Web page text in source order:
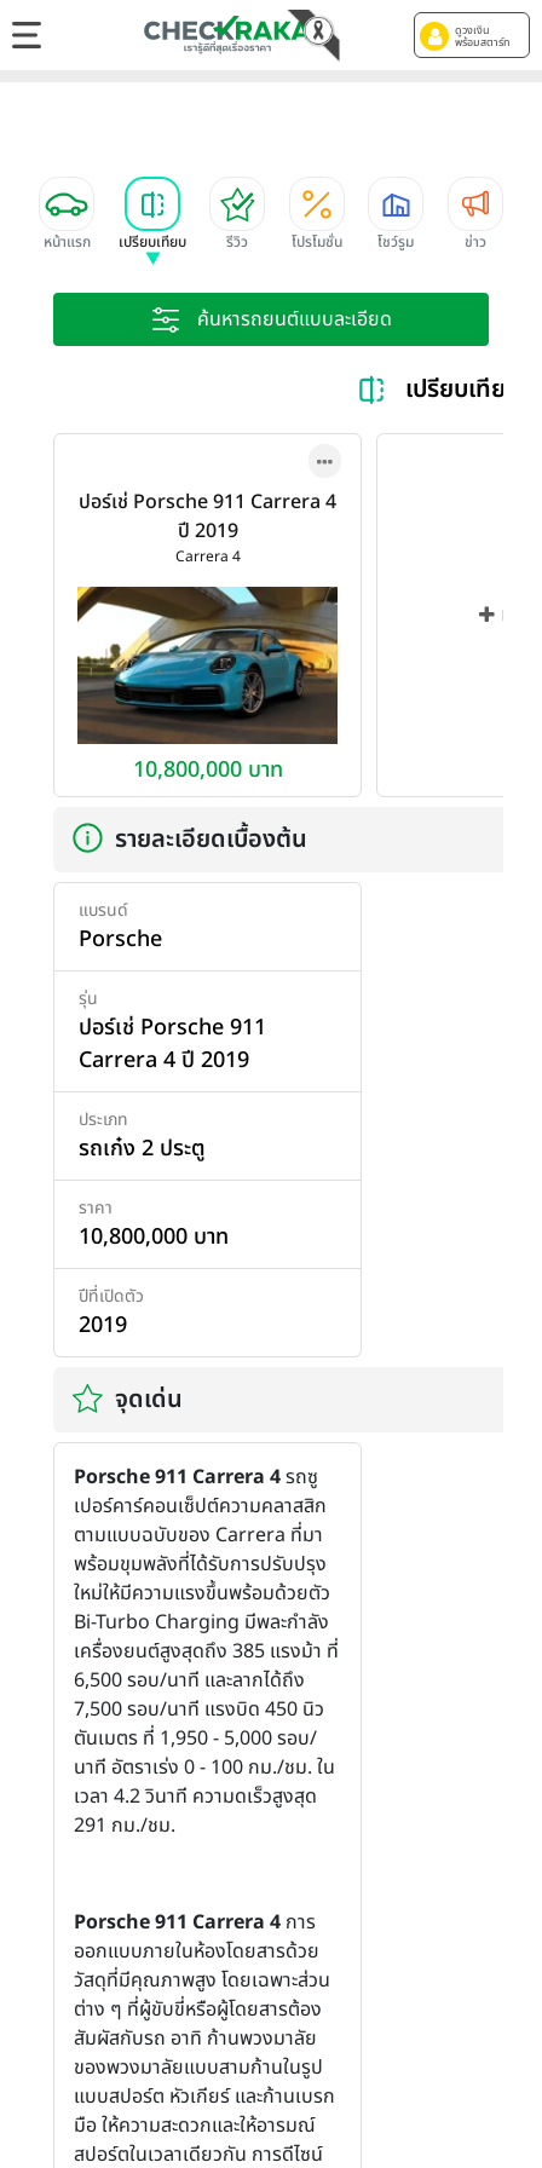
ดูวงเงิน
พร้อมสตาร์ท
หน้าแรก เปรียบเทียบ รีวิว โปรโมชั่น โชว์รูม ข่าว
ค้นหารถยนต์แบบละเอียด
เปรียบเทียบ
ปอร์เช่ Porsche 911 Carrera 4
ปี 2019
Carrera 4
10,800,000 บาท
เพิ่
รายละเอียดเบื้องต้น
แบรนด์
Porsche
รุ่น
ปอร์เช่ Porsche 911
Carrera 4 ปี 2019
ประเภท
รถเก๋ง 2 ประตู
ราคา
10,800,000 บาท
ปีที่เปิดตัว
2019
จุดเด่น
Porsche 911 Carrera 4รถซู
เปอร์คาร์คอนเซ็ปต์ความคลาสสิก
ตามแบบฉบับของ Carrera ที่มา
พร้อมขุมพลังที่ได้รับการปรับปรุง
ใหม่ให้มีความแรงขึ้นพร้อมด้วยตัว
Bi-Turbo Charging มีพละกำลัง
เครื่องยนต์สูงสุดถึง 385 แรงม้า ที่
6,500 รอบ/นาที และลากได้ถึง
7,500 รอบ/นาที แรงบิด 450 นิว
ตันเมตร ที่ 1,950 - 5,000 รอบ/
นาที อัตราเร่ง 0 - 100 กม./ชม. ใน
เวลา 4.2 วินาที ความดเร็วสูงสุด
291 กม./ชม.
Porsche 911 Carrera 4 การ
ออกแบบภายในห้องโดยสารด้วย
วัสดุที่มีคุณภาพสูง โดยเฉพาะส่วน
ต่าง ๆ ที่ผู้ขับขี่หรือผู้โดยสารต้อง
สัมผัสกับรถ อาทิ ก้านพวงมาลัย
ของพวงมาลัยแบบสามก้านในรูป
แบบสปอร์ต หัวเกียร์ และก้านเบรก
มือ ให้ความสะดวกและให้อารมณ์
สปอร์ตในเวลาเดียวกัน การดีไซน์